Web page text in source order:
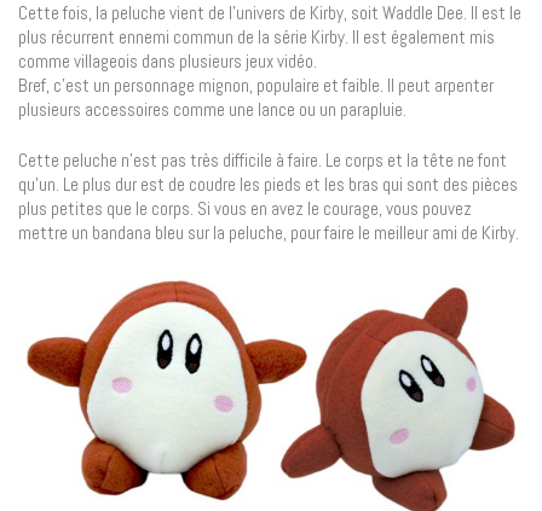
Cette fois, la peluche vient de l’univers de Kirby, soit Waddle Dee. Il est le
plus récurrent ennemi commun de la série Kirby. Il est également mis
comme villageois dans plusieurs jeux vidéo.
Bref, c’est un personnage mignon, populaire et faible. Il peut arpenter
plusieurs accessoires comme une lance ou un parapluie.
Cette peluche n’est pas très difficile à faire. Le corps et la tête ne font
qu’un. Le plus dur est de coudre les pieds et les bras qui sont des pièces
plus petites que le corps. Si vous en avez le courage, vous pouvez
mettre un bandana bleu sur la peluche, pour faire le meilleur ami de Kirby.